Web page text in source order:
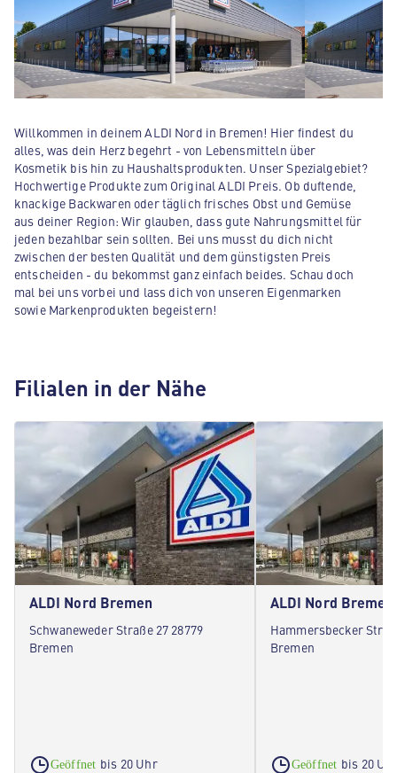
Willkommen in deinem ALDI Nord in Bremen! Hier findest du
alles, was dein Herz begehrt - von Lebensmitteln über
Kosmetik bis hin zu Haushaltsprodukten. Unser Spezialgebiet?
Hochwertige Produkte zum Original ALDI Preis. Ob duftende,
knackige Backwaren oder täglich frisches Obst und Gemüse
aus deiner Region: Wir glauben, dass gute Nahrungsmittel für
jeden bezahlbar sein sollten. Bei uns musst du dich nicht
zwischen der besten Qualität und dem günstigsten Preis
entscheiden - du bekommst ganz einfach beides. Schau doch
mal bei uns vorbei und lass dich von unseren Eigenmarken
sowie Markenprodukten begeistern!
Filialen in der Nähe
ALDI Nord Bremen
Schwaneweder Straße 27 28779
Bremen
Geöffnet bis 20 Uhr
ALDI Nord Bremen
Hammersbecker
Bremen
Geöffnet bis 20